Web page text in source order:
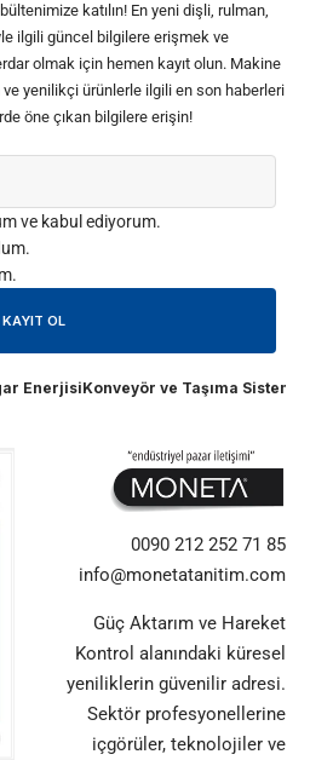
katılın! En yeni dişli, rulman,
ilgili güncel bilgilere erişmek ve
olmak için hemen kayıt olun. Makine
yenilikçi ürünlerle ilgili en son haberleri
öne çıkan bilgilere erişin!
ve kabul ediyorum.
EnerjisiKonveyör ve Taşıma
0090 212 252 71 85
info@monetatanitim.com
Güç Aktarım ve Hareket
Kontrol alanındaki küresel
yeniliklerin güvenilir adresi.
Sektör profesyonellerine
içgörüler, teknolojiler ve